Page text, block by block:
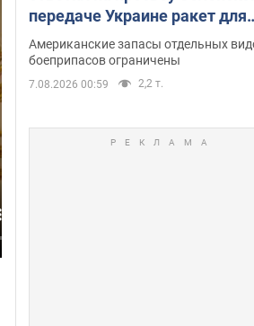
передаче Украине ракет для
Patriot
Американские запасы отдельных
боеприпасов ограничены
7.08.2026 00:59 2,2 т.